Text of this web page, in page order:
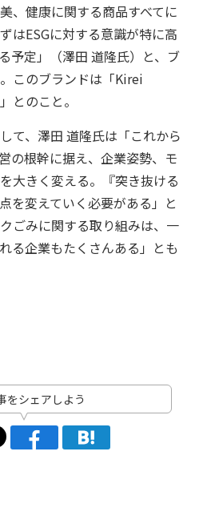
、健康に関する商品すべてに
はESGに対する意識が特に高
予定」（澤田 道隆氏）と、ブ
このブランドは「Kirei
とのこと。
て、澤田 道隆氏は「これから
の根幹に据え、企業姿勢、モ
大きく変える。『突き抜ける
を変えていく必要がある」と
ごみに関する取り組みは、一
る企業もたくさんある」とも
をシェアしよう